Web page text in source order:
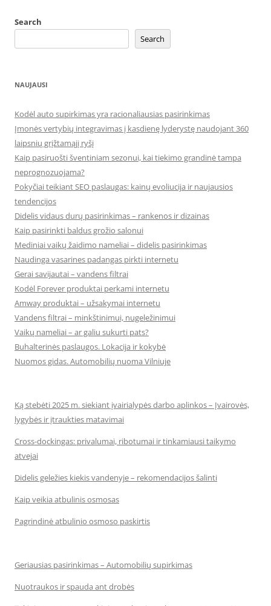
Search
Search
NAUJAUSI
Kodėl auto supirkimas yra racionaliausias pasirinkimas
Įmonės vertybių integravimas į kasdienę lyderystę naudojant 360
laipsnių grįžtamąjį ryšį
Kaip pasiruošti šventiniam sezonui, kai tiekimo grandinė tampa
neprognozuojama?
Pokyčiai teikiant SEO paslaugas: kainų evoliucija ir naujausios
tendencijos
Didelis vidaus durų pasirinkimas – rankenos ir dizainas
Kaip pasirinkti baldus grožio salonui
Mediniai vaikų žaidimo nameliai – didelis pasirinkimas
Naudinga vasarines padangas pirkti internetu
Gerai savijautai – vandens filtrai
Kodėl Forever produktai perkami internetu
Amway produktai – užsakymai internetu
Vandens filtrai – minkštinimui, nugeležinimui
Vaikų nameliai – ar galiu sukurti pats?
Buhalterinės paslaugos. Lokacija ir kokybė
Nuomos gidas. Automobilių nuoma Vilniuje
Ką stebėti 2025 m. siekiant įvairialypės darbo aplinkos – Įvairovės,
lygybės ir įtraukties matavimai
Cross-dockingas: privalumai, ribotumai ir tinkamiausi taikymo
atvejai
Didelis geležies kiekis vandenyje – rekomendacijos šalinti
Kaip veikia atbulinis osmosas
Pagrindinė atbulinio osmoso paskirtis
Geriausias pasirinkimas – Automobilių supirkimas
Nuotraukos ir spauda ant drobės